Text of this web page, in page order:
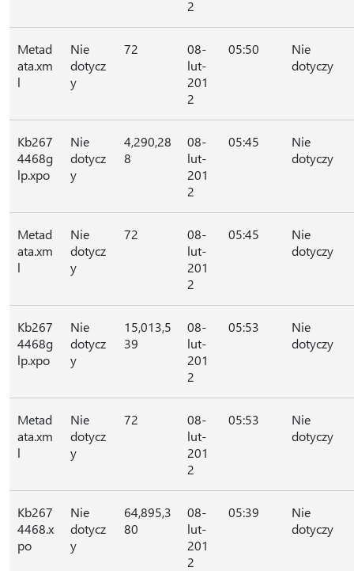
2
Metad
ata.xm
l
Nie
dotycz
y
72
08-
lut-
201
2
05:50
Nie
dotyczy
Kb267
4468g
lp.xpo
Nie
dotycz
y
4,290,28
8
08-
lut-
201
2
05:45
Nie
dotyczy
Metad
ata.xm
l
Nie
dotycz
y
72
08-
lut-
201
2
05:45
Nie
dotyczy
Kb267
4468g
lp.xpo
Nie
dotycz
y
15,013,5
39
08-
lut-
201
2
05:53
Nie
dotyczy
Metad
ata.xm
l
Nie
dotycz
y
72
08-
lut-
201
2
05:53
Nie
dotyczy
Kb267
4468.x
po
Nie
dotycz
y
64,895,3
80
08-
lut-
201
2
05:39
Nie
dotyczy